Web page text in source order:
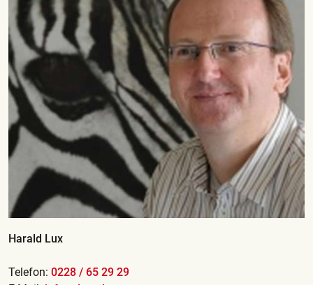
Harald Lux
Telefon: 0228 / 65 29 29